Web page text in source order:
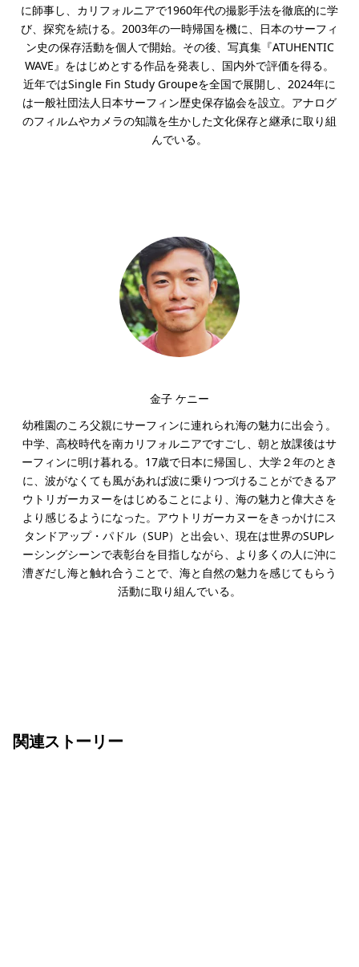
に師事し、カリフォルニアで1960年代の撮影手法を徹底的に学
び、探究を続ける。2003年の一時帰国を機に、日本のサーフィ
ン史の保存活動を個人で開始。その後、写真集『ATUHENTIC
WAVE』をはじめとする作品を発表し、国内外で評価を得る。
近年ではSingle Fin Study Groupeを全国で展開し、2024年に
は一般社団法人日本サーフィン歴史保存協会を設立。アナログ
のフィルムやカメラの知識を生かした文化保存と継承に取り組
んでいる。
金子 ケニー
幼稚園のころ父親にサーフィンに連れられ海の魅力に出会う。
中学、高校時代を南カリフォルニアですごし、朝と放課後はサ
ーフィンに明け暮れる。17歳で日本に帰国し、大学２年のとき
に、波がなくても風があれば波に乗りつづけることができるア
ウトリガーカヌーをはじめることにより、海の魅力と偉大さを
より感じるようになった。アウトリガーカヌーをきっかけにス
タンドアップ・パドル（SUP）と出会い、現在は世界のSUPレ
ーシングシーンで表彰台を目指しながら、より多くの人に沖に
漕ぎだし海と触れ合うことで、海と自然の魅力を感じてもらう
活動に取り組んでいる。
関連ストーリー